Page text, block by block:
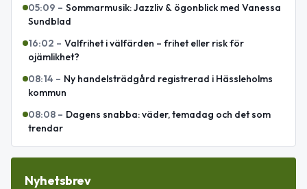
05:09 – Sommarmusik: Jazzliv & ögonblick med Vanessa
Sundblad
16:02 – Valfrihet i välfärden – frihet eller risk för
ojämlikhet?
08:14 – Ny handelsträdgård registrerad i Hässleholms
kommun
08:08 – Dagens snabba: väder, temadag och det som
trendar
Nyhetsbrev